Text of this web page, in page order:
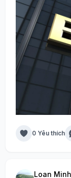
0 Yêu thích
Loan Minh